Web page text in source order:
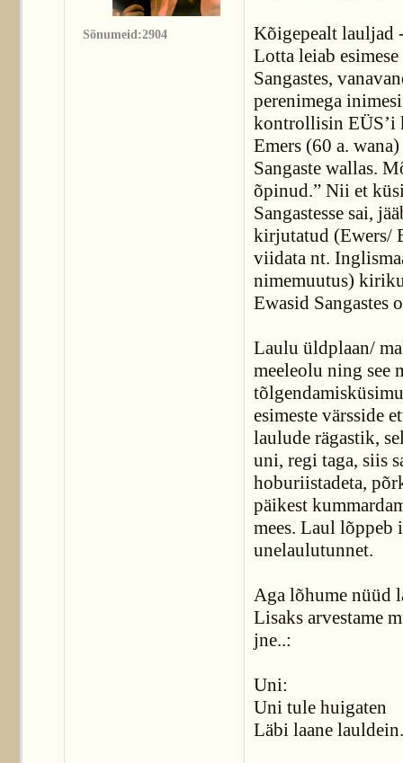
Sõnumeid:2904
Kõigepealt lauljad
Lotta leiab
Sangastes,
perenimega
kontrollisin EÜS’i
Emers (60 a.
Sangaste wallas.
õpinud.” Nii et
Sangastesse sai,
kirjutatud (Ewers/
viidata nt.
nimemuutus)
Ewasid Sangastes
Laulu üldplaan/
meeleolu ning see
esimeste värsside
laulude rägastik,
uni, regi taga, siis
hoburiistadeta,
päikest
mees. Laul lõppeb
unelaulutunnet.
Aga lõhume nüüd
Lisaks arvestame
jne..:
Uni:
Uni tule huigaten
Läbi laane lauldein.